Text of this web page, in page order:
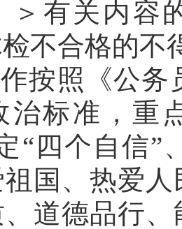
＞有关内容
不合格的不
按照《公务
治标准，重
“四个自信”
国、热爱
道德品行